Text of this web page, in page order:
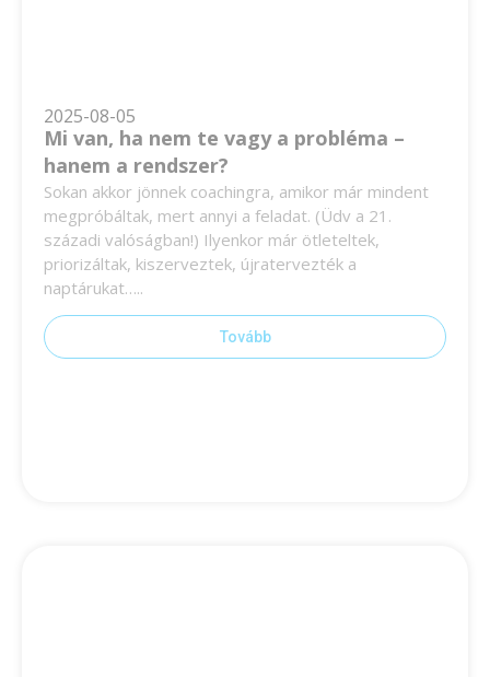
2025-08-05
Mi van, ha nem te vagy a probléma –
hanem a rendszer?
Sokan akkor jönnek coachingra, amikor már mindent
megpróbáltak, mert annyi a feladat. (Üdv a 21.
századi valóságban!) Ilyenkor már ötleteltek,
priorizáltak, kiszerveztek, újratervezték a
naptárukat…..
Tovább